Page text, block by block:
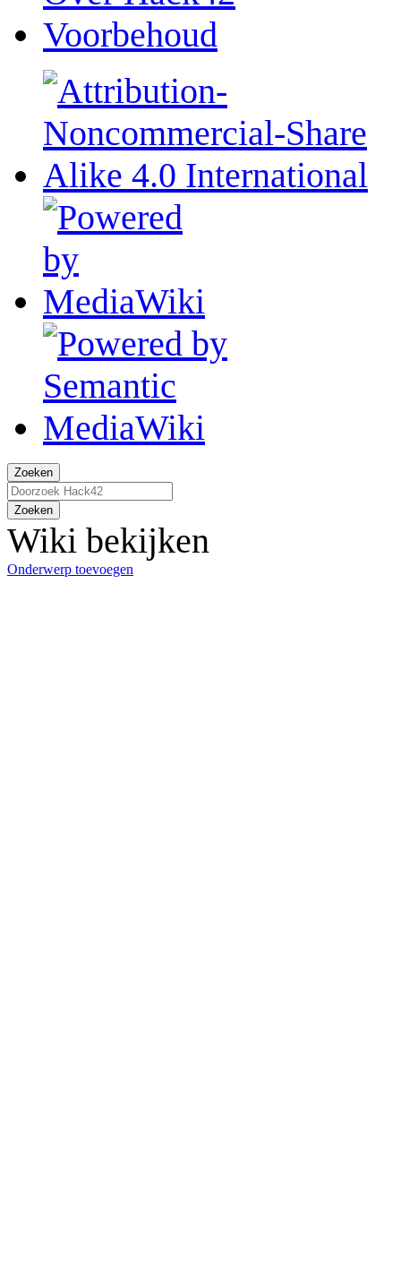
Voorbehoud
Zoeken
Zoeken
Wiki bekijken
Onderwerp toevoegen